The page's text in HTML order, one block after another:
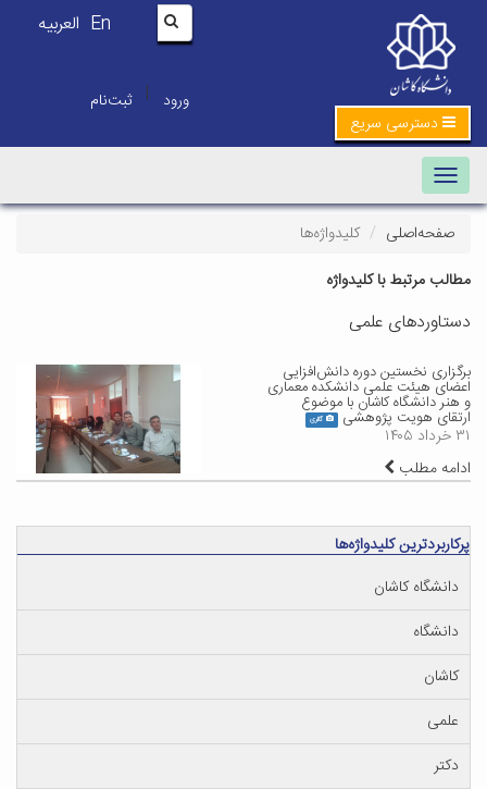
En العربیه
ورود | ثبت‌نام
دسترسی سریع
Toggle navigation
صفحه‌اصلی
کلیدواژه‌ها
مطالب مرتبط با کلیدواژه
دستاوردهای علمی
برگزاری نخستین دوره دانش‌افزایی
اعضای هیئت علمی دانشکده معماری
و هنر دانشگاه کاشان با موضوع
ارتقای هویت پژوهشی گالری
۳۱ خرداد ۱۴۰۵
ادامه مطلب
پرکاربردترین کلیدواژه‌ها
دانشگاه کاشان
دانشگاه
کاشان
علمی
دکتر